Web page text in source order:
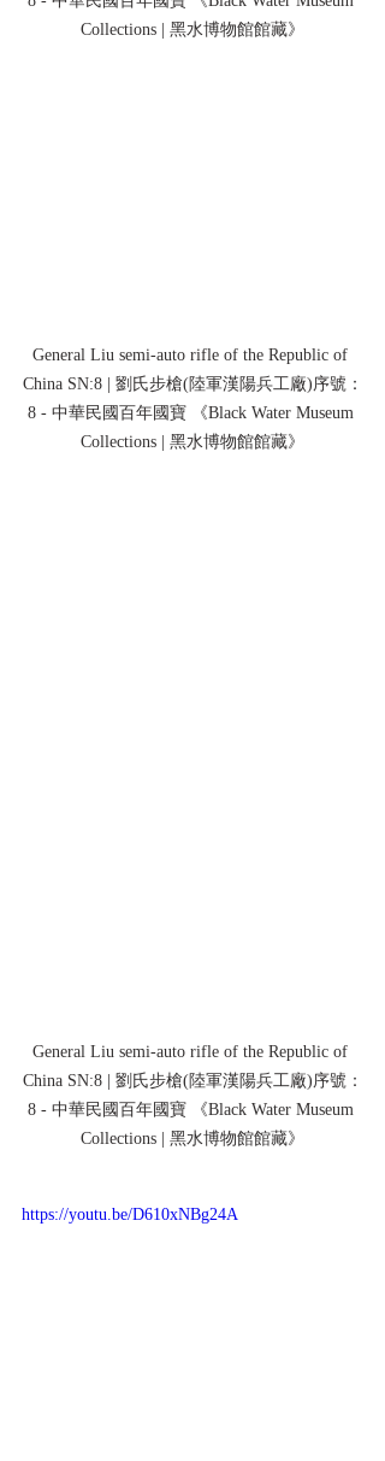
Collections | 黑水博物館館藏》
General Liu semi-auto rifle of the Republic of
China SN:8 | 劉氏步槍(陸軍漢陽兵工廠)序號：
8 - 中華民國百年國寶 《Black Water Museum
Collections | 黑水博物館館藏》
General Liu semi-auto rifle of the Republic of
China SN:8 | 劉氏步槍(陸軍漢陽兵工廠)序號：
8 - 中華民國百年國寶 《Black Water Museum
Collections | 黑水博物館館藏》
https://youtu.be/D610xNBg24A